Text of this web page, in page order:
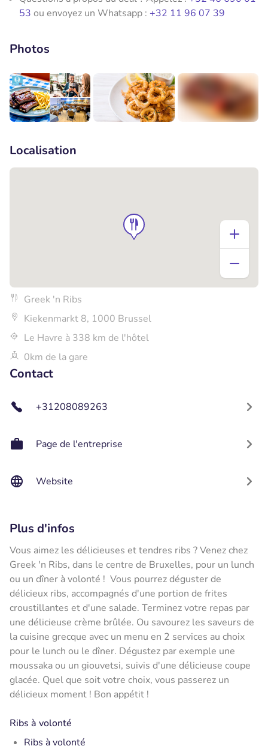
53 ou envoyez un Whatsapp : +32 11 96 07 39
Photos
Localisation
Greek 'n Ribs
Kiekenmarkt 8, 1000 Brussel
Le Havre à 338 km de l'hôtel
0km de la gare
Contact
+31208089263
Page de l'entreprise
Website
Plus d'infos
Vous aimez les délicieuses et tendres ribs ? Venez chez
Greek 'n Ribs, dans le centre de Bruxelles, pour un lunch
ou un dîner à volonté ! Vous pourrez déguster de
délicieux ribs, accompagnés d'une portion de frites
croustillantes et d'une salade. Terminez votre repas par
une délicieuse crème brûlée. Ou savourez les saveurs de
la cuisine grecque avec un menu en 2 services au choix
pour le lunch ou le dîner. Dégustez par exemple une
moussaka ou un giouvetsi, suivis d'une délicieuse coupe
glacée. Quel que soit votre choix, vous passerez un
délicieux moment ! Bon appétit !
Ribs à volonté
Ribs à volonté